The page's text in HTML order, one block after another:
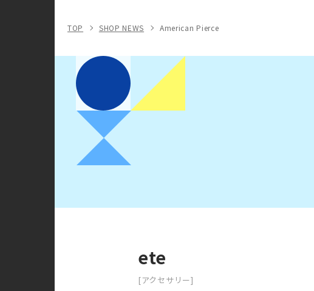
TOP SHOP NEWS American Pierce
ete
[アクセサリー]